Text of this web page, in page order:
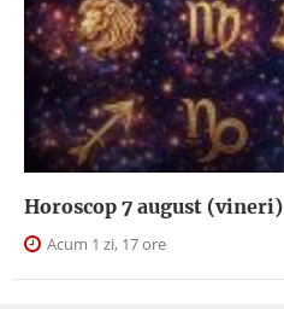
Horoscop 7 august (vineri)
Acum 1 zi, 17 ore